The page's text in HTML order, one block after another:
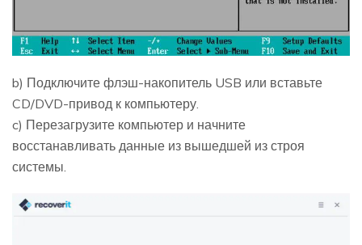
b) Подключите флэш-накопитель USB или вставьте
CD/DVD-привод к компьютеру.
c) Перезагрузите компьютер и начните
восстанавливать данные из вышедшей из строя
системы.